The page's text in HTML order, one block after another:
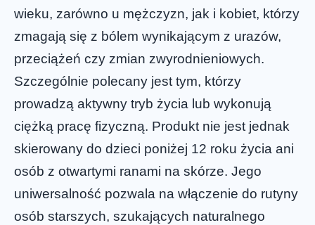
wieku, zarówno u mężczyzn, jak i kobiet, którzy
zmagają się z bólem wynikającym z urazów,
przeciążeń czy zmian zwyrodnieniowych.
Szczególnie polecany jest tym, którzy
prowadzą aktywny tryb życia lub wykonują
ciężką pracę fizyczną. Produkt nie jest jednak
skierowany do dzieci poniżej 12 roku życia ani
osób z otwartymi ranami na skórze. Jego
uniwersalność pozwala na włączenie do rutyny
osób starszych, szukających naturalnego